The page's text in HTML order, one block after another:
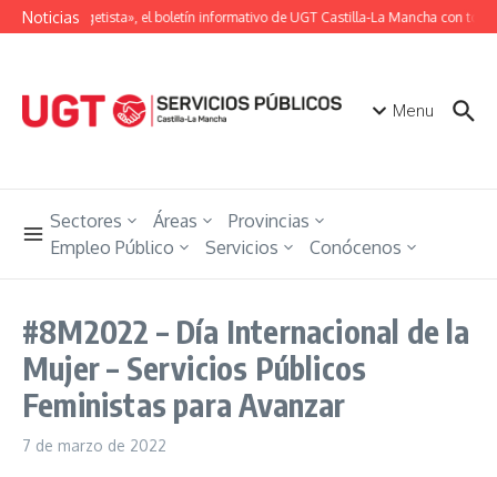
Saltar al contenido
Noticias
«Unión Ugetista», el boletín informativo de UGT Castilla-La Mancha con toda
Menu
Sectores Áreas
Provincias
Empleo Público
Servicios Conócenos
#8M2022 – Día Internacional de la
Mujer – Servicios Públicos
Feministas para Avanzar
7 de marzo de 2022